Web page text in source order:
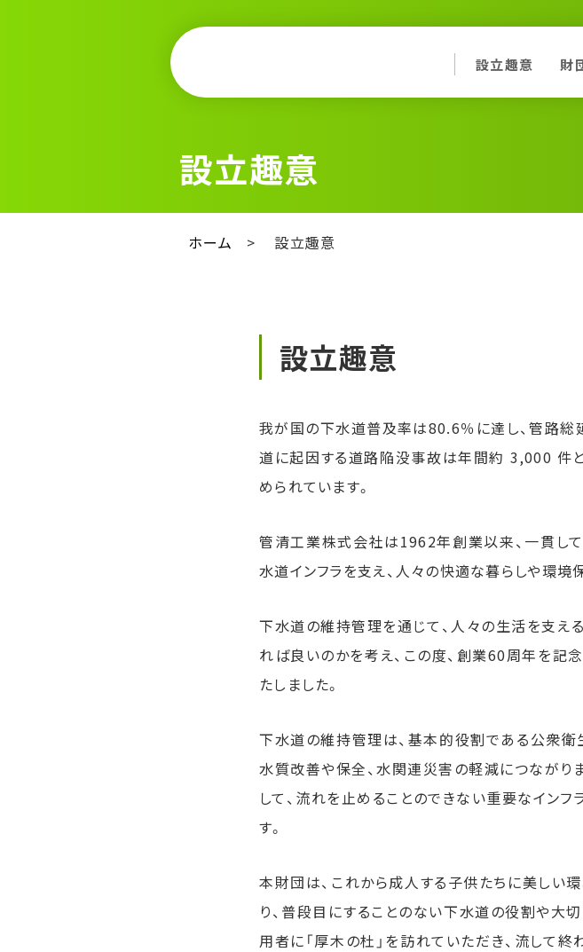
設立趣意 財
設立趣意
ホーム > 設立趣意
設立趣意
我が国の下水道普及率は80.6％に達し、管路総
道に起因する道路陥没事故は年間約 3,000 件
められています。
管清工業株式会社は1962年創業以来、一貫して
水道インフラを支え、人々の快適な暮らしや環境
下水道の維持管理を通じて、人々の生活を支え
れば良いのかを考え、この度、創業60周年を記
たしました。
下水道の維持管理は、基本的役割である公衆
水質改善や保全、水関連災害の軽減につながり
して、流れを止めることのできない重要なイン
す。
本財団は、これから成人する子供たちに美しい
り、普段目にすることのない下水道の役割や大
用者に「厚木の杜」を訪れていただき、流して